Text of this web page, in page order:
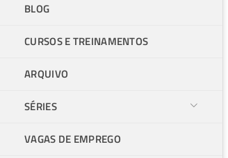
BLOG
CURSOS E TREINAMENTOS
ARQUIVO
SÉRIES
VAGAS DE EMPREGO